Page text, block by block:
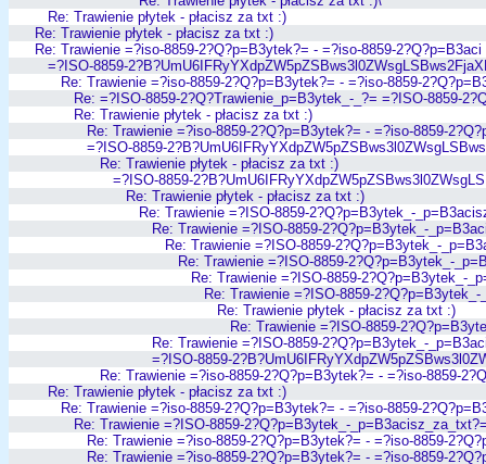
Re: Trawienie płytek - płacisz za txt :)
Re: Trawienie płytek - płacisz za txt :)
Re: Trawienie =?iso-8859-2?Q?p=B3ytek?= - =?iso-8859-2?Q?p=B3aci
=?ISO-8859-
Re: Trawienie =?iso-8859-2?Q?p=B3ytek?= - =?iso-8859-
Re: =?ISO-8859-2?Q?Trawienie_p=B3ytek_-_?= =?ISO-8859-
Re: Trawienie płytek - płacisz za txt :)
Re: Trawienie =?iso-8859-2?Q?p=B3ytek?= - =?iso-8859-
=?ISO-8859-
Re: Trawienie płytek - płacisz za txt :)
=?ISO-8859-
Re: Trawienie płytek - płacisz za txt :)
Re: Trawienie =?ISO-8859-2?Q?p=B3ytek_-
Re: Trawienie =?ISO-8859-2?Q?p=B3ytek_-
Re: Trawienie =?ISO-8859-2?Q?p=B3ytek_-
Re: Trawienie =?ISO-8859-2?Q?p=B3ytek_-
Re: Trawienie =?ISO-8859-2?Q?p=B3ytek_-
Re: Trawienie =?ISO-8859-
Re: Trawienie płytek - płacisz za txt :)
Re: Trawienie =?ISO-8859-
Re: Trawienie =?ISO-8859-2?Q?p=B3ytek_-
=?ISO-8859-
Re: Trawienie =?iso-8859-2?Q?p=B3ytek?= - =?iso-8859-
Re: Trawienie płytek - płacisz za txt :)
Re: Trawienie =?iso-8859-2?Q?p=B3ytek?= - =?iso-8859-
Re: Trawienie =?ISO-8859-2?Q?p=B3ytek_-
Re: Trawienie =?iso-8859-2?Q?p=B3ytek?= - =?iso-8859-
Re: Trawienie =?iso-8859-2?Q?p=B3ytek?= - =?iso-8859-